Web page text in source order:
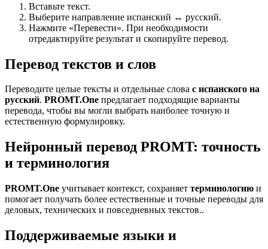
Вставьте текст.
Выберите направление испанский ↔ русский.
Нажмите «Перевести». При необходимости
отредактируйте результат и скопируйте перевод.
Перевод текстов и слов
Переводите целые тексты и отдельные слова с испанского на
русский. PROMT.One предлагает подходящие варианты
перевода, чтобы вы могли выбрать наиболее точную и
естественную формулировку.
Нейронный перевод PROMT: точность
и терминология
PROMT.One учитывает контекст, сохраняет терминологию и
помогает получать более естественные и точные переводы для
деловых, технических и повседневных текстов..
Поддерживаемые языки и